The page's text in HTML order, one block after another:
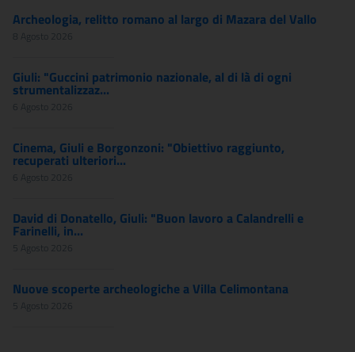
Archeologia, relitto romano al largo di Mazara del Vallo
8 Agosto 2026
Giuli: "Guccini patrimonio nazionale, al di là di ogni
strumentalizzaz...
6 Agosto 2026
Cinema, Giuli e Borgonzoni: "Obiettivo raggiunto,
recuperati ulteriori...
6 Agosto 2026
David di Donatello, Giuli: "Buon lavoro a Calandrelli e
Farinelli, in...
5 Agosto 2026
Nuove scoperte archeologiche a Villa Celimontana
5 Agosto 2026